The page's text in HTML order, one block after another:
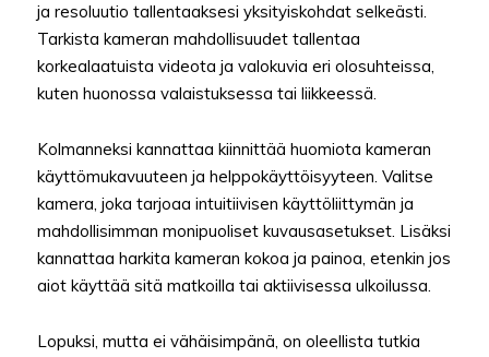
ja resoluutio tallentaaksesi yksityiskohdat selkeästi.
Tarkista kameran mahdollisuudet tallentaa
korkealaatuista videota ja valokuvia eri olosuhteissa,
kuten huonossa valaistuksessa tai liikkeessä.
Kolmanneksi kannattaa kiinnittää huomiota kameran
käyttömukavuuteen ja helppokäyttöisyyteen. Valitse
kamera, joka tarjoaa intuitiivisen käyttöliittymän ja
mahdollisimman monipuoliset kuvausasetukset. Lisäksi
kannattaa harkita kameran kokoa ja painoa, etenkin jos
aiot käyttää sitä matkoilla tai aktiivisessa ulkoilussa.
Lopuksi, mutta ei vähäisimpänä, on oleellista tutkia